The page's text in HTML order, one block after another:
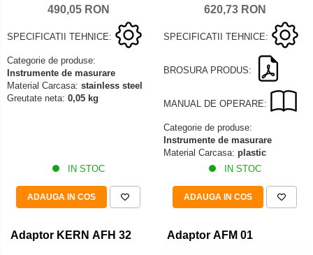
490,05 RON
SPECIFICATII TEHNICE:
Categorie de produse:
Instrumente de masurare
Material Carcasa: stainless steel
Greutate neta: 0,05 kg
IN STOC
ADAUGA IN COS
620,73 RON
SPECIFICATII TEHNICE:
BROSURA PRODUS:
MANUAL DE OPERARE:
Categorie de produse:
Instrumente de masurare
Material Carcasa: plastic
IN STOC
ADAUGA IN COS
Adaptor KERN AFH 32 Adaptor AFM 01